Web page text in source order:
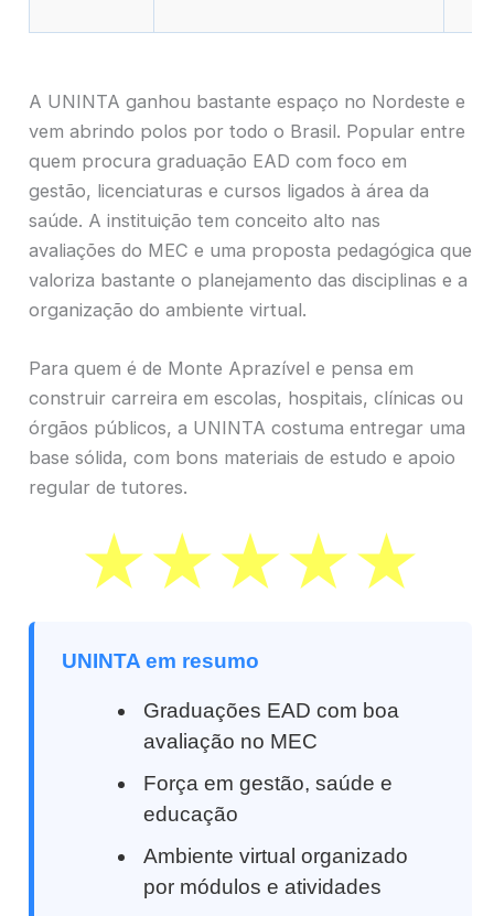
A UNINTA ganhou bastante espaço no Nordeste e
vem abrindo polos por todo o Brasil. Popular entre
quem procura graduação EAD com foco em
gestão, licenciaturas e cursos ligados à área da
saúde. A instituição tem conceito alto nas
avaliações do MEC e uma proposta pedagógica que
valoriza bastante o planejamento das disciplinas e a
organização do ambiente virtual.
Para quem é de Monte Aprazível e pensa em
construir carreira em escolas, hospitais, clínicas ou
órgãos públicos, a UNINTA costuma entregar uma
base sólida, com bons materiais de estudo e apoio
regular de tutores.
UNINTA em resumo
Graduações EAD com boa
avaliação no MEC
Força em gestão, saúde e
educação
Ambiente virtual organizado
por módulos e atividades